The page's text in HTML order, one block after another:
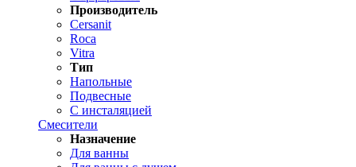
Производитель
Cersanit
Roca
Vitra
Тип
Напольные
Подвесные
С инсталяцией
Смесители
Назначение
Для ванны